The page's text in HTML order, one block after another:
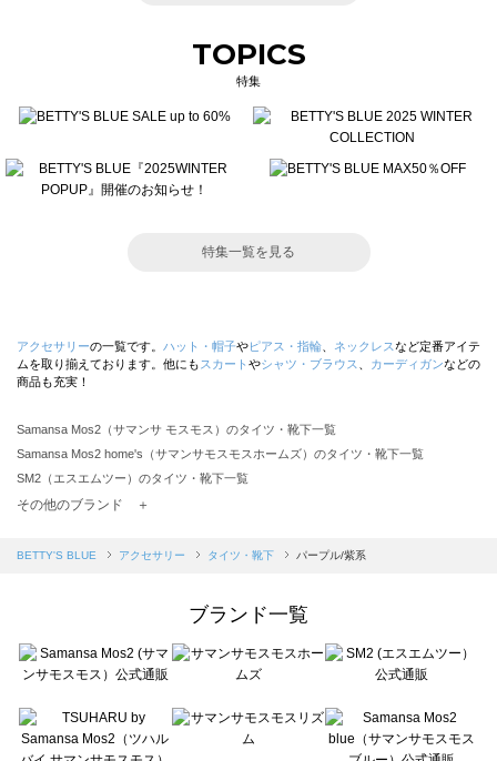
TOPICS
特集
特集一覧を見る
アクセサリーの一覧です。 ハット・帽子やピアス・指輪 ネックレスなど定番アイテ
ムを取り揃えております。他にも スカート やシャツ・ブラウス カーディガンなどの
商品も充実！
Samansa Mos2（サマンサ モスモス）のタイツ・靴下一覧
Samansa Mos2 home's（サマンサモスモスホームズ）のタイツ・靴下一覧
SM2（エスエムツー）のタイツ・靴下一覧
TSUHARU by Samansa Mos2（ツハルバイサマンサモスモス）のタイツ・靴下一覧
Samansa Mos2 blue（サマンサモスモス ブルー）のタイツ・靴下一覧
sō4ū（ソウフォーユー）のタイツ・靴下一覧
Te chichi（テチチ）のタイツ・靴下一覧
Te chichi CLASSIC（テチチ クラシック）のタイツ・靴下一覧
Lugnoncure（ルノンキュール）のタイツ・靴下一覧
BETTY'S BLUE（べティーズブルー）のタイツ・靴下一覧
その他のブランド ＋
BETTY'S BLUE アクセサリー タイツ・靴下 パープル/紫系
ブランド一覧